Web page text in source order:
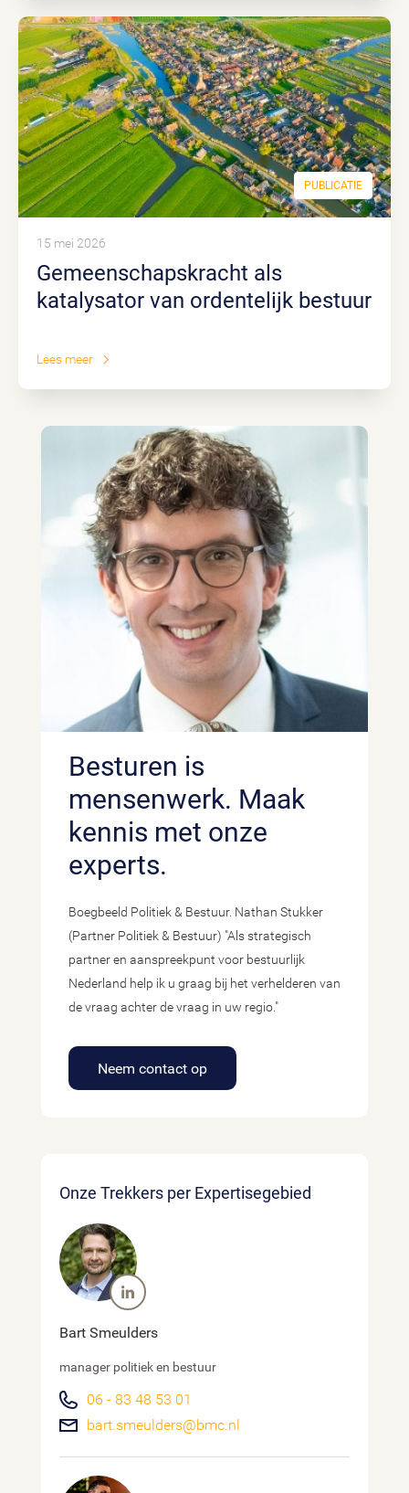
PUBLICATIE
Gemeenschapskracht als
katalysator van ordentelijk bestuur
15 mei 2026
Lees meer
Besturen is
mensenwerk. Maak
kennis met onze
experts.
Boegbeeld Politiek & Bestuur. Nathan Stukker
(Partner Politiek & Bestuur) "Als strategisch
partner en aanspreekpunt voor bestuurlijk
Nederland help ik u graag bij het verhelderen van
de vraag achter de vraag in uw regio."
Neem contact op
Onze Trekkers per Expertisegebied
Bart Smeulders
manager politiek en bestuur
06 - 83 48 53 01
bart.smeulders@bmc.nl